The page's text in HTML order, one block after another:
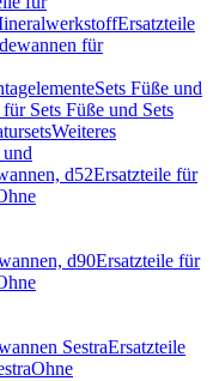
Ersatzteile
für
Sets Füße und
Sets Füße und Sets
Weiteres
d52Ersatzteile für
d90Ersatzteile für
SestraErsatzteile
Ohne